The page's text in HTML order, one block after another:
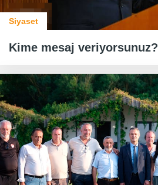
Siyaset
Kime mesaj veriyorsunuz?